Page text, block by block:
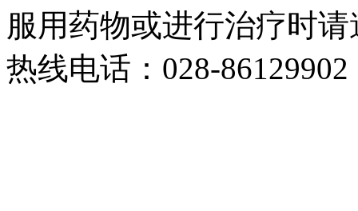
服用药物或进行治疗时
热线电话：028-86129902